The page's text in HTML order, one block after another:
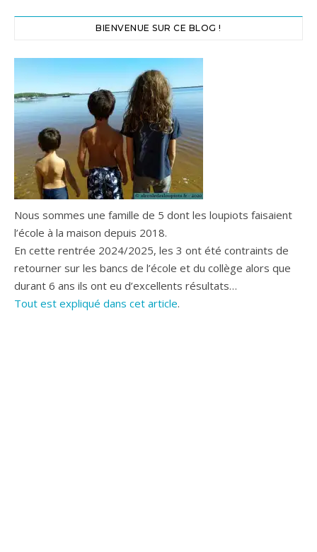
BIENVENUE SUR CE BLOG !
Nous sommes une famille de 5 dont les loupiots faisaient
l’école à la maison depuis 2018.
En cette rentrée 2024/2025, les 3 ont été contraints de
retourner sur les bancs de l’école et du collège alors que
durant 6 ans ils ont eu d’excellents résultats…
Tout est expliqué dans cet article.